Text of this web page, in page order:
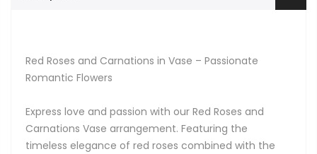
Red Roses and Carnations in Vase – Passionate
Romantic Flowers
Express love and passion with our Red Roses and
Carnations Vase arrangement. Featuring the
timeless elegance of red roses combined with the